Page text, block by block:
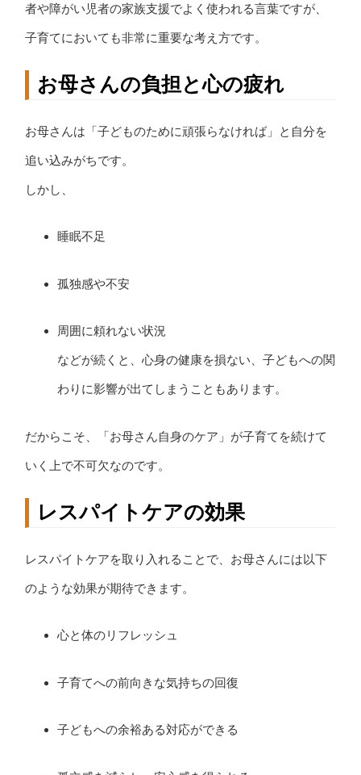
者や障がい児者の家族支援でよく使われる言葉ですが、
子育てにおいても非常に重要な考え方です。
お母さんの負担と心の疲れ
お母さんは「子どものために頑張らなければ」と自分を
追い込みがちです。
しかし、
睡眠不足
孤独感や不安
周囲に頼れない状況
などが続くと、心身の健康を損ない、子どもへの関
わりに影響が出てしまうこともあります。
だからこそ、「お母さん自身のケア」が子育てを続けて
いく上で不可欠なのです。
レスパイトケアの効果
レスパイトケアを取り入れることで、お母さんには以下
のような効果が期待できます。
心と体のリフレッシュ
子育てへの前向きな気持ちの回復
子どもへの余裕ある対応ができる